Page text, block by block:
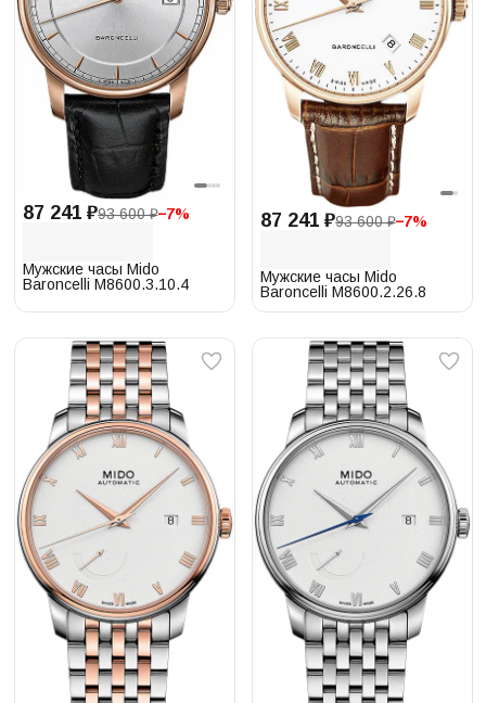
87 241 ₽93 600 ₽−7%
Мужские часы Mido
Baroncelli M8600.3.10.4
87 241 ₽93 600 ₽−7%
Мужские часы Mido
Baroncelli M8600.2.26.8